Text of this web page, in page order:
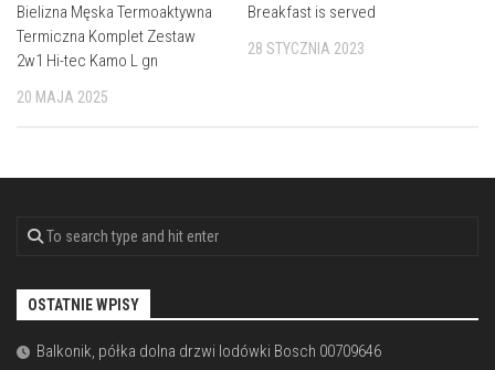
Bielizna Męska Termoaktywna
Termiczna Komplet Zestaw
2w1 Hi-tec Kamo L gn
20 MAJA 2025
Breakfast is served
28 STYCZNIA 2023
OSTATNIE WPISY
Balkonik, półka dolna drzwi lodówki Bosch 00709646